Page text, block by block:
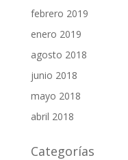
febrero 2019
enero 2019
agosto 2018
junio 2018
mayo 2018
abril 2018
Categorías